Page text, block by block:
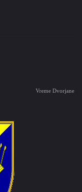
Vreme Dvorjane